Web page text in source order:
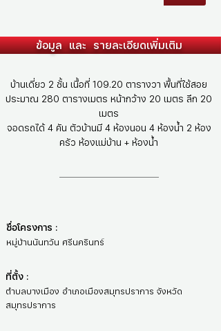
ข้อมูล และ รายละเอียดเพิ่มเติม
บ้านเดี่ยว 2 ชั้น เนื้อที่ 109.20 ตารางวา พื้นที่ใช้สอย
ประมาณ 280 ตารางเมตร หน้ากว้าง 20 เมตร ลึก 20
เมตร
จอดรถได้ 4 คัน ตัวบ้านมี 4 ห้องนอน 4 ห้องน้ำ 2 ห้อง
ครัว ห้องแม่บ้าน + ห้องน้ำ
ชื่อโครงการ :
หมู่บ้านนันทวัน ศรีนครินทร์
ที่ตั้ง :
ตำบลบางเมือง อำเภอเมืองสมุทรปราการ จังหวัด
สมุทรปราการ